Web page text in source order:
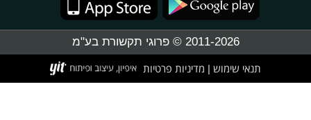
2011-2026 © פרוגי תקשורת בע"מ
תנאי שימוש מדיניות פרטיות